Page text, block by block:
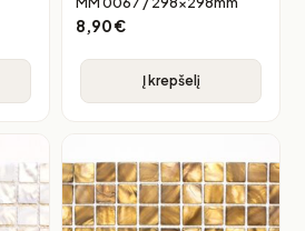
8,90€
Į krepšelį